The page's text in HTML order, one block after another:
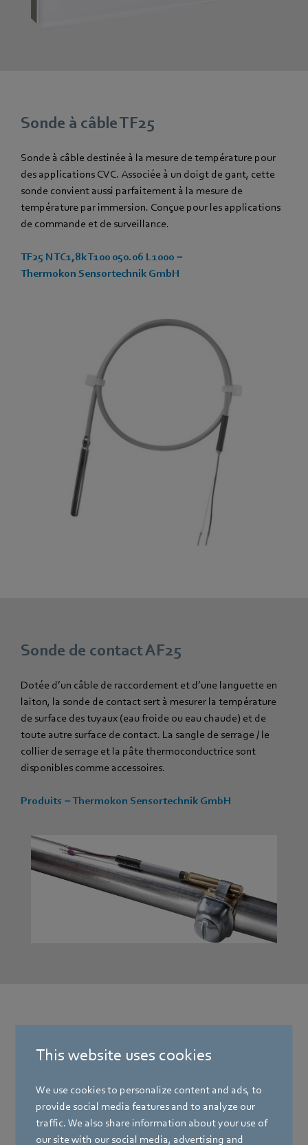
This website uses cookies
We use cookies to personalize content and ads, to
provide social media features and to analyze our
traffic. We also share information about your use of
our site with our social media, advertising and
Sonde à câble TF25
Sonde à câble destinée à la mesure de température pour
des applications CVC. Associée à un doigt de gant, cette
sonde convient aussi parfaitement à la mesure de
température par immersion. Conçue pour les applications
de commande et de surveillance.
TF25 NTC1,8k T100 050.06 L1000 −
Thermokon Sensortechnik GmbH
Sonde de contact AF25
Dotée d’un câble de raccordement et d’une languette en
laiton, la sonde de contact sert à mesurer la température
de surface des tuyaux (eau froide ou eau chaude) et de
toute autre surface de contact. La sangle de serrage / le
collier de serrage et la pâte thermoconductrice sont
disponibles comme accessoires.
Produits − Thermokon Sensortechnik GmbH
l’air COV, du CO2, de la température et de l’humidité de
l’air en extérieur avec 2 sorties 0 – 10 V. Les modèles LCD
avec rétroéclairage RGB possèdent un couvercle
transparent.